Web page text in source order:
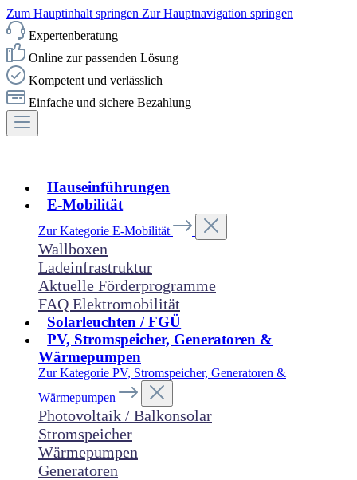
Zum Hauptinhalt springen Zur Hauptnavigation springen
Expertenberatung
Online zur passenden Lösung
Kompetent und verlässlich
Einfache und sichere Bezahlung
Hauseinführungen
E-Mobilität
Zur Kategorie E-Mobilität
Wallboxen
Ladeinfrastruktur
Aktuelle Förderprogramme
FAQ Elektromobilität
Solarleuchten / FGÜ
PV, Stromspeicher, Generatoren &
Wärmepumpen
Zur Kategorie PV, Stromspeicher, Generatoren &
Wärmepumpen
Photovoltaik / Balkonsolar
Stromspeicher
Wärmepumpen
Generatoren